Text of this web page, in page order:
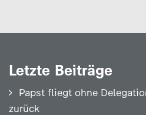
Letzte Beiträge
Papst fliegt ohne
zurück